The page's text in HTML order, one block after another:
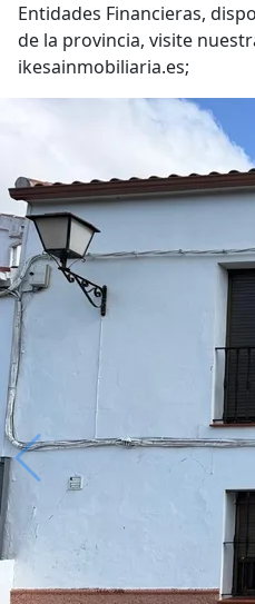
Entidades Financieras,
de la provincia, visite
ikesainmobiliaria.es;